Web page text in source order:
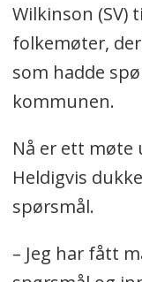
Wilkinson (SV)
folkemøter,
som hadde
kommunen.
Nå er ett møte
Heldigvis
spørsmål.
– Jeg har fått